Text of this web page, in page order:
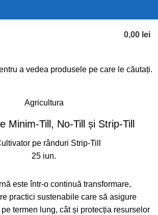
0,00 lei
Agricultura
Minim-Till, No-Till și Strip-Till
25 iun.
este într-o continuă transformare,
practici sustenabile care să asigure
termen lung, cât și protecția resurselor
a vedea produsele pe care le căutați.